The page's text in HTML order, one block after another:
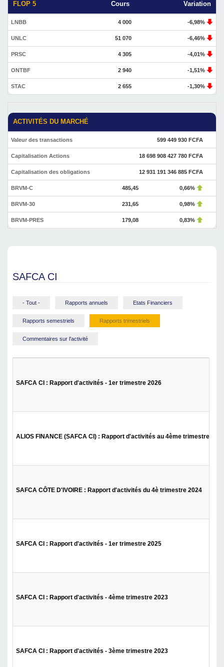
FLOP 5 Cours Variation
LNBB 4 000 -6,98%
UNLC 51 070 -6,46%
PRSC 4 305 -4,01%
ONTBF 2 940 -1,51%
STAC 2 655 -1,30%
ACTIVITÉS DU MARCHÉ
Valeur des transactions 599 449 930 FCFA
Capitalisation Actions 18 698 908 427 780 FCFA
Capitalisation des obligations 12 931 191 346 885 FCFA
BRVM-C 485,45 0,66%
BRVM-30 231,65 0,98%
BRVM-PRES 179,08 0,83%
SAFCA CI
- Tout - Rapports annuels Etats Financiers
Rapports semestriels Rapports trimestriels
Commentaires sur l'activité
SAFCA CI : Rapport d'activités - 1er trimestre 2026
ALIOS FINANCE (SAFCA CI) : Rapport d'activités au 4ème trimestre
SAFCA CÔTE D'IVOIRE : Rapport d'activités du 4è trimestre 2024
SAFCA CI : Rapport d'activités - 1er trimestre 2025
SAFCA CI : Rapport d'activités - 4ème trimestre 2023
SAFCA CI : Rapport d'activités - 3ème trimestre 2023